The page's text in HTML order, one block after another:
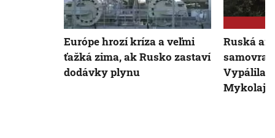
Európe hrozí kríza a veľmi
ťažká zima, ak Rusko zastaví
dodávky plynu
Ruská
Vypálila
Mykolajiv